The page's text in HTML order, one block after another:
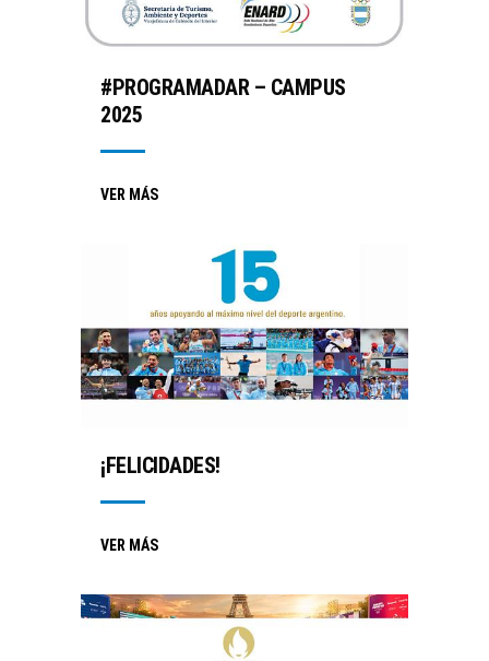
#PROGRAMADAR – CAMPUS
2025
VER MÁS
¡FELICIDADES!
VER MÁS